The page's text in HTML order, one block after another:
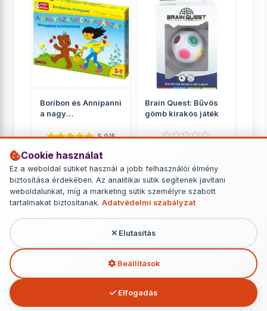
Cookie használat
Ez a weboldal sütiket használ a jobb felhasználói élmény
biztosítása érdekében. Az analitikai sütik segítenek javítani
weboldalunkat, míg a marketing sütik személyre szabott
tartalmakat biztosítanak. Adatvédelmi szabályzat
Elutasítás
Beállítások
Elfogadás
Boribon és Annipanni
a nagy
társasjáté...
5.0/5
Logikai játékok
4 149 Ft
RÉSZLETEK
Brain Quest: Bűvös
gömb kirakós játék
2 890 Ft
RÉSZLETEK
További termékek - Logikai játékok